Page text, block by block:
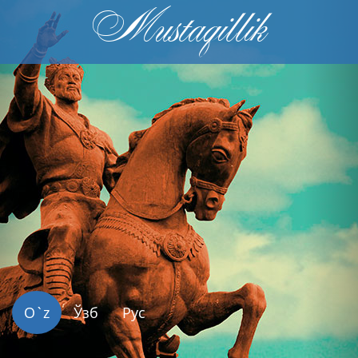
Mustaqillik
Previous
O`z Ўзб Рус